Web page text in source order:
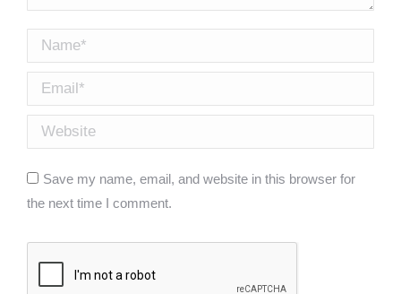
Name *
Email *
Website
Save my name, email, and website in this browser for
the next time I comment.